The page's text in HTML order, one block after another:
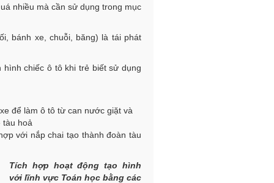
nhiều mà cần sử dụng trong mục
bánh xe, chuỗi, băng) là tái phát
chiếc ô tô khi trẻ biết sử dụng
để làm ô tô từ can nước giặt và
tàu hoả
với nắp chai tạo thành đoàn tàu
Tích hợp hoạt động tạo hình
với lĩnh vực Toán học bằng các